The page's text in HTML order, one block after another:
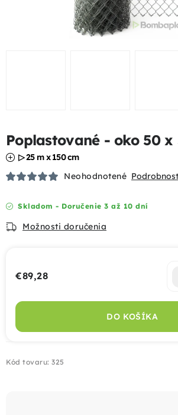
Kontakt
Podhrabové dosky
Uzlové pletivá
Bránky a brány
Tieniace prvky
Dizajnové oplotenia
Skladom - Doručenie 3 až 10 dní
Možnosti doručenia
€89,28
DO KOŠÍKA
Kód tovaru: 325
Poplastované - oko 50 x
▷ 25 m x 150 cm
Neohodnotené